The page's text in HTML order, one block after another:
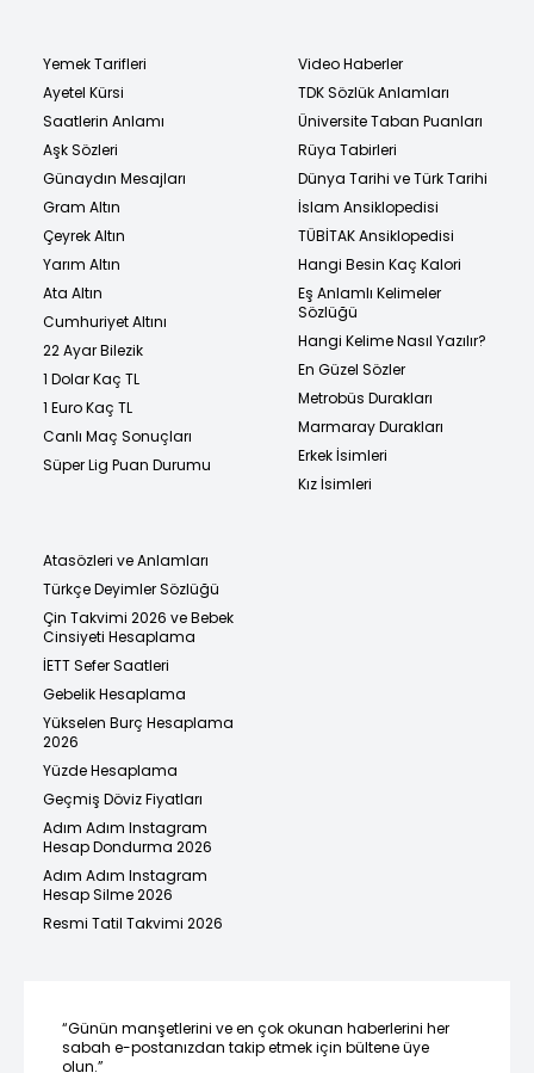
Yemek Tarifleri
Ayetel Kürsi
Saatlerin Anlamı
Aşk Sözleri
Günaydın Mesajları
Gram Altın
Çeyrek Altın
Yarım Altın
Ata Altın
Cumhuriyet Altını
22 Ayar Bilezik
1 Dolar Kaç TL
1 Euro Kaç TL
Canlı Maç Sonuçları
Süper Lig Puan Durumu
Video Haberler
TDK Sözlük Anlamları
Üniversite Taban Puanları
Rüya Tabirleri
Dünya Tarihi ve Türk Tarihi
İslam Ansiklopedisi
TÜBİTAK Ansiklopedisi
Hangi Besin Kaç Kalori
Eş Anlamlı Kelimeler
Sözlüğü
Hangi Kelime Nasıl Yazılır?
En Güzel Sözler
Metrobüs Durakları
Marmaray Durakları
Erkek İsimleri
Kız İsimleri
Atasözleri ve Anlamları
Türkçe Deyimler Sözlüğü
Çin Takvimi 2026 ve Bebek
Cinsiyeti Hesaplama
İETT Sefer Saatleri
Gebelik Hesaplama
Yükselen Burç Hesaplama
2026
Yüzde Hesaplama
Geçmiş Döviz Fiyatları
Adım Adım Instagram
Hesap Dondurma 2026
Adım Adım Instagram
Hesap Silme 2026
Resmi Tatil Takvimi 2026
“Günün manşetlerini ve en çok okunan haberlerini her
sabah e-postanızdan takip etmek için bültene üye
olun.”